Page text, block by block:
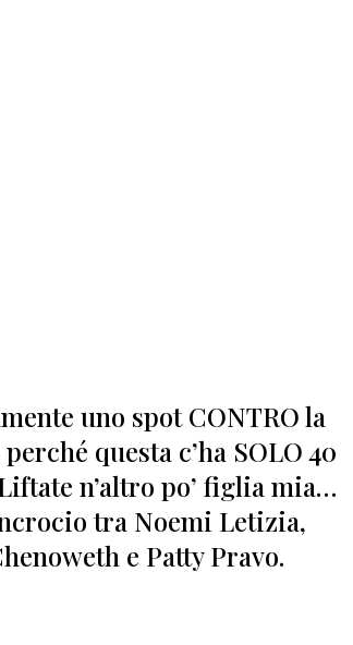
uno spot CONTRO la
questa c’ha SOLO 40
n’altro po’ figlia mia…
tra Noemi Letizia,
e Patty Pravo.